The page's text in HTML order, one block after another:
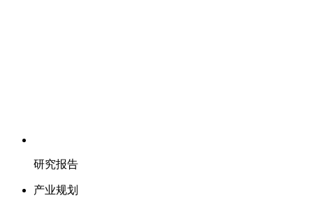
研究报告
产业规划